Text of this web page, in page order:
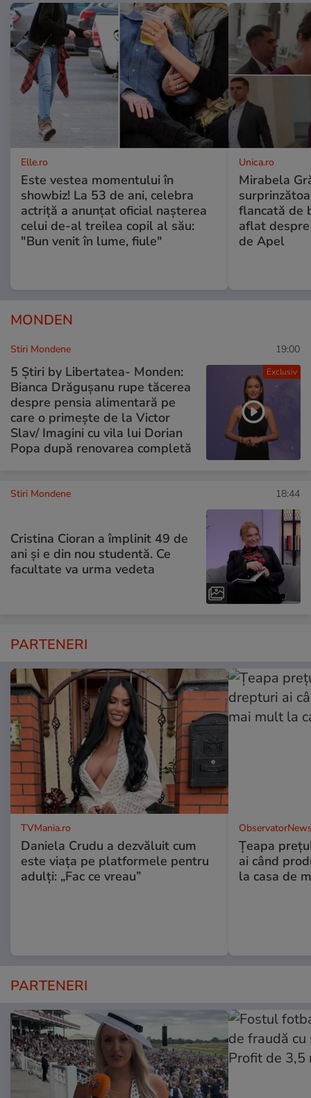
Elle.ro
Este vestea momentului în
showbiz! La 53 de ani, celebra
actriță a anunțat oficial nașterea
celui de-al treilea copil al său:
"Bun venit în lume, fiule"
Unica.ro
Mirabela
flancată de
aflat
de Apel
MONDEN
Exclusiv
Stiri Mondene 19:00
5 Știri by Libertatea- Monden:
Bianca Drăgușanu rupe tăcerea
despre pensia alimentară pe
care o primește de la Victor
Slav/ Imagini cu vila lui Dorian
Popa după renovarea completă
Stiri Mondene 18:44
Cristina Cioran a împlinit 49 de
ani și e din nou studentă. Ce
facultate va urma vedeta
PARTENERI
TVMania.ro
Daniela Crudu a dezvăluit cum
este viața pe platformele pentru
adulți: „Fac ce vreau”
Țeapa
ai când
la casa de
PARTENERI